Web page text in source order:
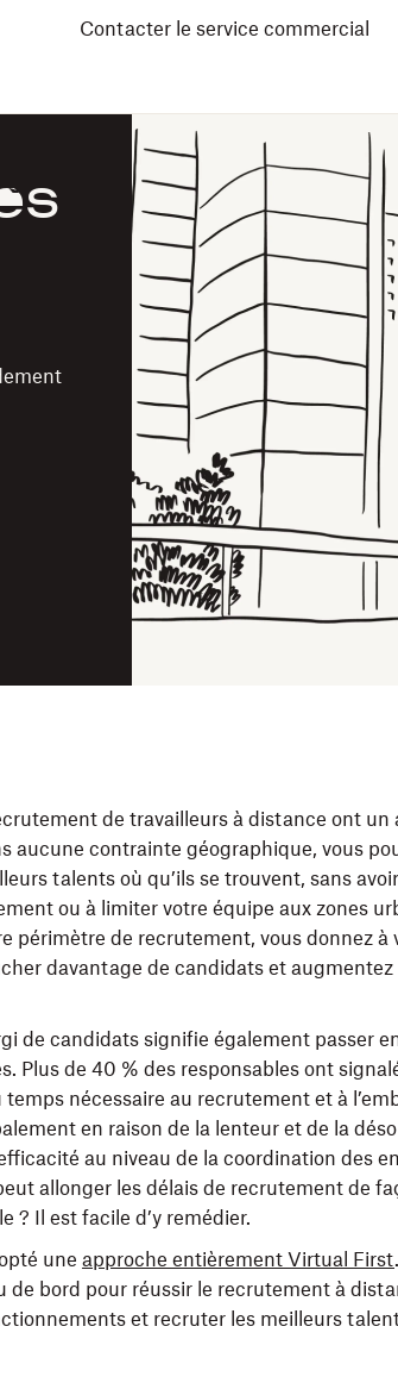
Contacter le service commercial
de travailleurs à distance ont un
aucune contrainte géographique, vous
talents où qu’ils se trouvent, sans
ou à limiter votre équipe aux zones
périmètre de recrutement, vous donnez à
davantage de candidats et augmentez
de candidats signifie également passer
Plus de 40 % des responsables ont
nécessaire au recrutement et à
en raison de la lenteur et de la
au niveau de la coordination des
allonger les délais de recrutement de
? Il est facile d’y remédier.
une approche entièrement Virtual First
de bord pour réussir le recrutement à
et recruter les meilleurs